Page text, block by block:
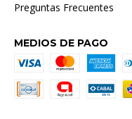
Preguntas Frecuentes
MEDIOS DE PAGO